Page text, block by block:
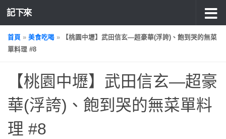
記下來
首頁 » 美食吃喝 »
【桃園中壢】武田信玄—超豪華(浮誇)、飽到哭的無菜
單料理 #8
【桃園中壢】武田信玄—超豪
華(浮誇)、飽到哭的無菜單料
理 #8